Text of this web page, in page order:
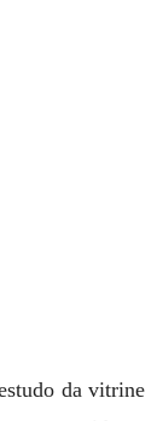
da vitrine